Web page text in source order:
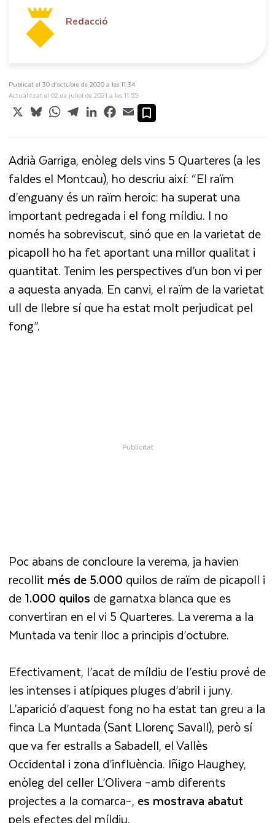
Redacció
Publicat el 30 d’octubre de 2020 a les 11:34
Actualitzat el 02 de juliol de 2021 a les 11:55
X BlueskyWhatsApp
TelegramLinkedInFacebook
Email
Adrià Garriga, enòleg dels vins 5 Quarteres (a les
faldes el Montcau), ho descriu així: “El raïm
d’enguany és un raïm heroic: ha superat una
important pedregada i el fong míldiu. I no
només ha sobreviscut, sinó que en la varietat de
picapoll ho ha fet aportant una millor qualitat i
quantitat. Tenim les perspectives d’un bon vi per
a aquesta anyada. En canvi, el raïm de la varietat
ull de llebre sí que ha estat molt perjudicat pel
fong”.
Poc abans de concloure la verema, ja havien
recollitmés de 5.000 quilos de raïm de picapoll i
de1.000 quilos de garnatxa blanca que es
convertiran en el vi 5 Quarteres. La verema a la
Muntada va tenir lloc a principis d’octubre.
Efectivament, l’acat de míldiu de l’estiu prové de
les intenses i atípiques pluges d’abril i juny.
L’aparició d’aquest fong no ha estat tan greu a la
finca La Muntada (Sant Llorenç Savall), però sí
que va fer estralls a Sabadell, el Vallès
Occidental i zona d’influència. Iñigo Haughey,
enòleg del celler L’Olivera –amb diferents
projectes a la comarca–, es mostrava abatut